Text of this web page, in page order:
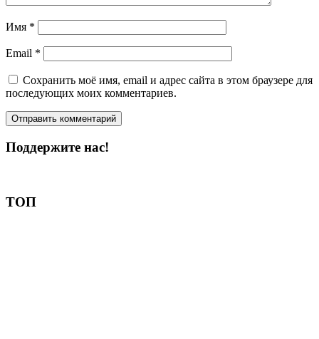
Имя *
Email *
Сохранить моё имя, email и адрес сайта в этом браузере для
последующих моих комментариев.
Поддержите нас!
ТОП